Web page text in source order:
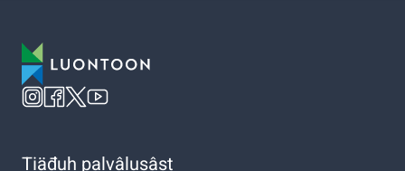
Tiäđuh palvâlusâst